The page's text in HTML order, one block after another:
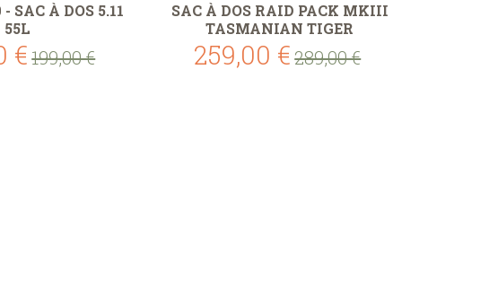
SAC À DOS 5.11
55L
€ 199,00 €
SAC À DOS RAID PACK MKIII
TASMANIAN TIGER
259,00 € 289,00 €